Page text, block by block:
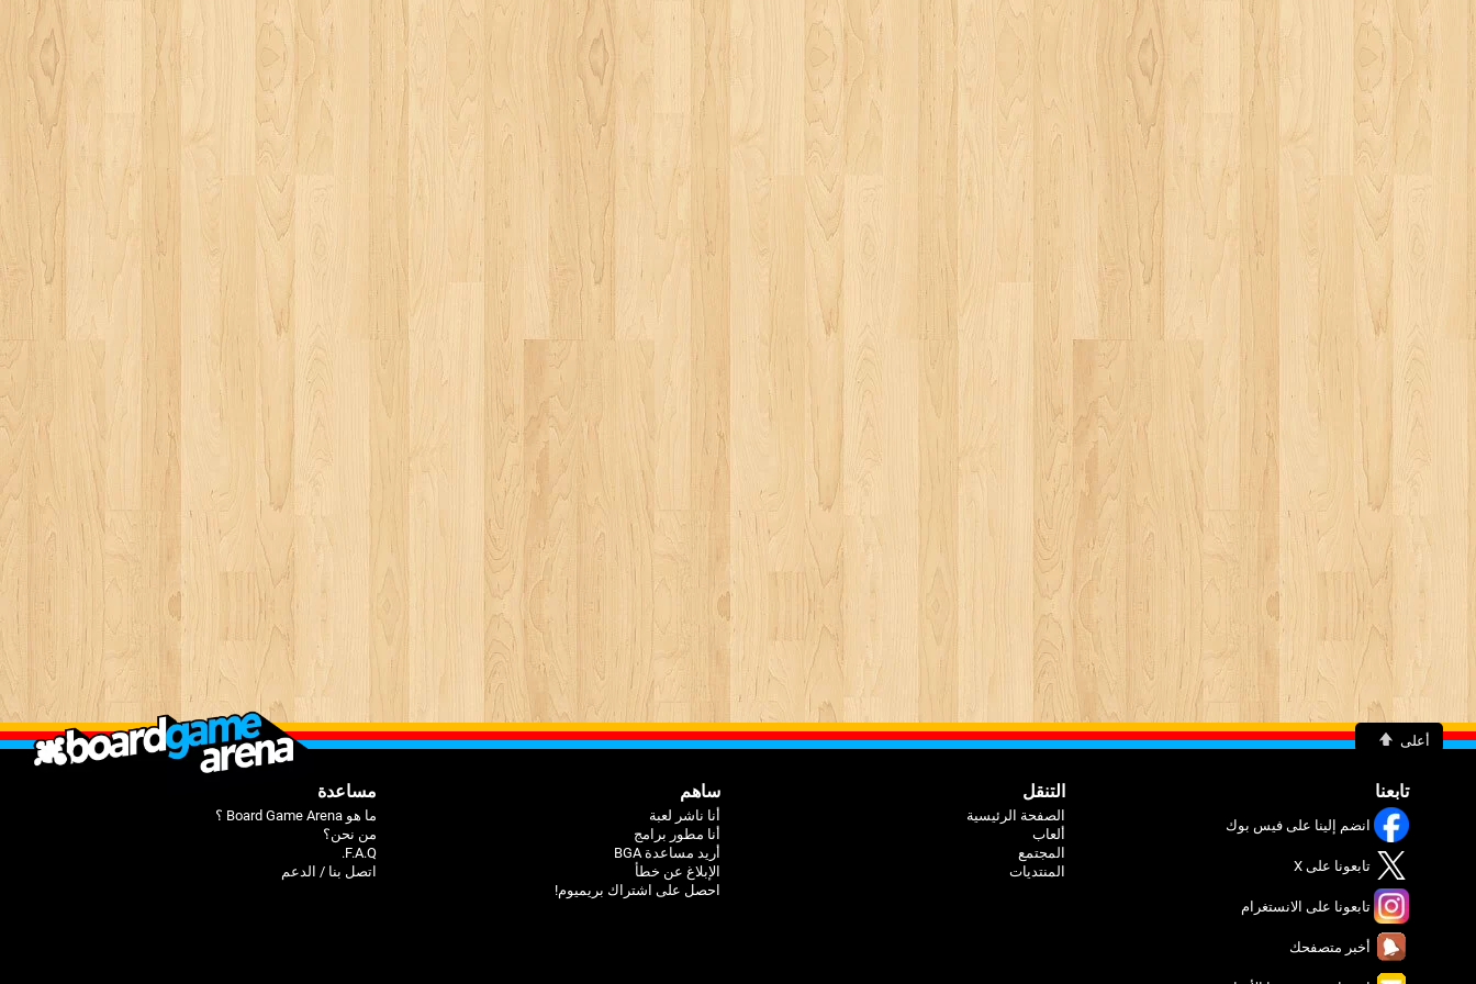
أعلى
مساعدة
ما هو Board Game Arena ؟
من نحن؟
F.A.Q.
اتصل بنا / الدعم
ساهم
أنا ناشر لعبة
أنا مطور برامج
أريد مساعدة BGA
الإبلاغ عن خطأ
احصل على اشتراك بريميوم!
التنقل
الصفحة الرئيسية
ألعاب
المجتمع
المنتديات
تابعنا
انضم إلينا على فيس بوك
تابعونا على X
تابعونا على الانستغرام
أخبر متصفحك